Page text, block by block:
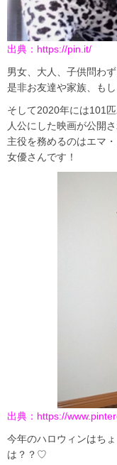
出典： https://pin.it/
男女、大人、子供問わ
是非お友達や家族、も
そして2020年には101
人公にした映画が公開さ
主役を務めるのはエマ
女優さんです！
出典： https://
今年のハロウィンはち
は？？♡